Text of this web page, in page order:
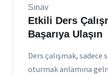
Sınav
Etkili Ders
Başarıya Ulaşın
Ders çalışmak, sadece
oturmak anlamına